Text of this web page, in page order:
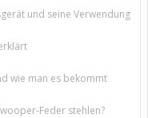
und seine Verwendung
wie man es bekommt
Feder stehlen?